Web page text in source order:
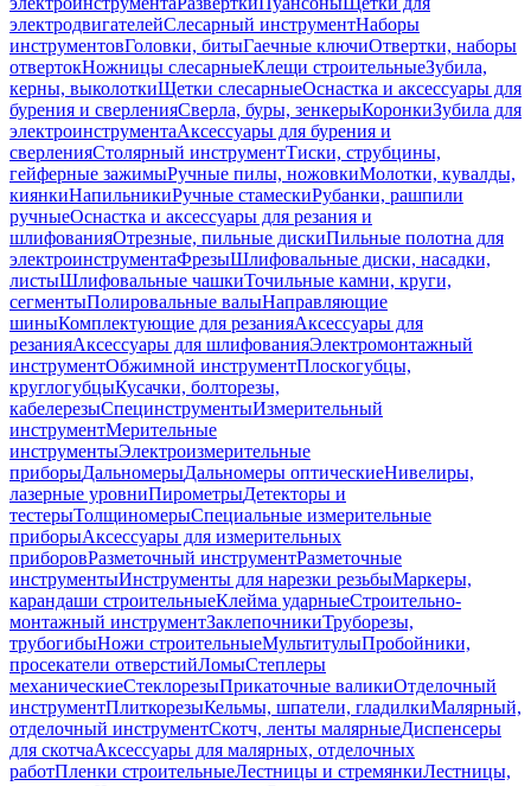
электродвигателейСлесарный инструментНаборы
инструментовГоловки, битыГаечные ключиОтвертки, наборы
отвертокНожницы слесарныеКлещи строительныеЗубила,
керны, выколоткиЩетки слесарныеОснастка и аксессуары для
бурения и сверленияСверла, буры, зенкерыКоронкиЗубила для
электроинструментаАксессуары для бурения и
сверленияСтолярный инструментТиски, струбцины,
гейферные зажимыРучные пилы, ножовкиМолотки, кувалды,
киянкиНапильникиРучные стамескиРубанки, рашпили
ручныеОснастка и аксессуары для резания и
шлифованияОтрезные, пильные дискиПильные полотна для
электроинструментаФрезыШлифовальные диски, насадки,
листыШлифовальные чашкиТочильные камни, круги,
сегментыПолировальные валыНаправляющие
шиныКомплектующие для резанияАксессуары для
резанияАксессуары для шлифованияЭлектромонтажный
инструментОбжимной инструментПлоскогубцы,
круглогубцыКусачки, болторезы,
кабелерезыСпецинструментыИзмерительный
инструментМерительные
инструментыЭлектроизмерительные
приборыДальномерыДальномеры оптическиеНивелиры,
лазерные уровниПирометрыДетекторы и
тестерыТолщиномерыСпециальные измерительные
приборыАксессуары для измерительных
приборовРазметочный инструментРазметочные
инструментыИнструменты для нарезки резьбыМаркеры,
карандаши строительныеКлейма ударныеСтроительно-
монтажный инструментЗаклепочникиТруборезы,
трубогибыНожи строительныеМультитулыПробойники,
просекатели отверстийЛомыСтеплеры
механическиеСтеклорезыПрикаточные валикиОтделочный
инструментПлиткорезыКельмы, шпатели, гладилкиМалярный,
отделочный инструментСкотч, ленты малярныеДиспенсеры
для скотчаАксессуары для малярных, отделочных
работПленки строительныеЛестницы и стремянкиЛестницы,